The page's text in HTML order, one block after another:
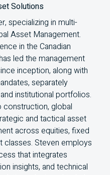
Solutions
specializing in multi-
Asset Management.
in the Canadian
led the management
inception, along with
separately
institutional portfolios.
global
and tactical asset
across equities, fixed
classes. Steven employs
that integrates
insights, and technical